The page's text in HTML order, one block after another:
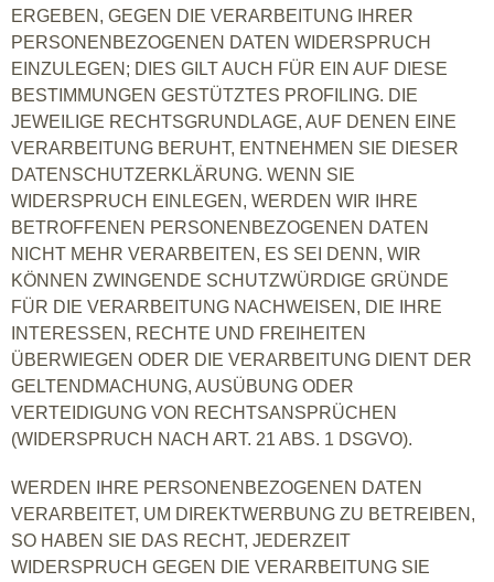
ERGEBEN, GEGEN DIE VERARBEITUNG IHRER
PERSONENBEZOGENEN DATEN WIDERSPRUCH
EINZULEGEN; DIES GILT AUCH FÜR EIN AUF DIESE
BESTIMMUNGEN GESTÜTZTES PROFILING. DIE
JEWEILIGE RECHTSGRUNDLAGE, AUF DENEN EINE
VERARBEITUNG BERUHT, ENTNEHMEN SIE DIESER
DATENSCHUTZERKLÄRUNG. WENN SIE
WIDERSPRUCH EINLEGEN, WERDEN WIR IHRE
BETROFFENEN PERSONENBEZOGENEN DATEN
NICHT MEHR VERARBEITEN, ES SEI DENN, WIR
KÖNNEN ZWINGENDE SCHUTZWÜRDIGE GRÜNDE
FÜR DIE VERARBEITUNG NACHWEISEN, DIE IHRE
INTERESSEN, RECHTE UND FREIHEITEN
ÜBERWIEGEN ODER DIE VERARBEITUNG DIENT DER
GELTENDMACHUNG, AUSÜBUNG ODER
VERTEIDIGUNG VON RECHTSANSPRÜCHEN
(WIDERSPRUCH NACH ART. 21 ABS. 1 DSGVO).
WERDEN IHRE PERSONENBEZOGENEN DATEN
VERARBEITET, UM DIREKTWERBUNG ZU BETREIBEN,
SO HABEN SIE DAS RECHT, JEDERZEIT
WIDERSPRUCH GEGEN DIE VERARBEITUNG SIE